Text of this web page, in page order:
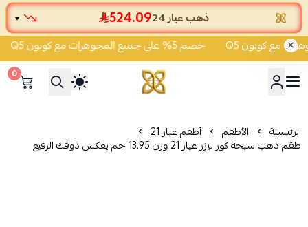
خصم 5% على جميع المجوهرات مع كوبون Q5
شركة قمة زاوية الشفاء
0
الرئيسية الأطقم أطقم عيار 21
طقم ذهب سبحة كور ليزر عيار 21 وزن 13.95 جم يعكس ذوقك الرفيع
ذهب عيار 24 524.09
▼